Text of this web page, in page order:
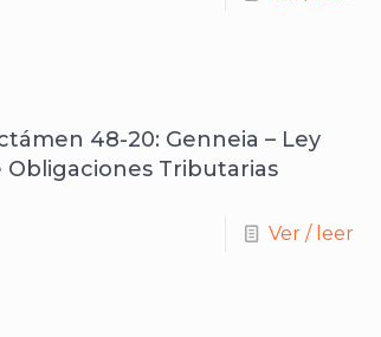
48-20: Genneia – Ley
Obligaciones Tributarias
Ver / leer